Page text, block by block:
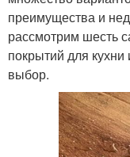
преимущества и
рассмотрим шесть
покрытий для
выбор.